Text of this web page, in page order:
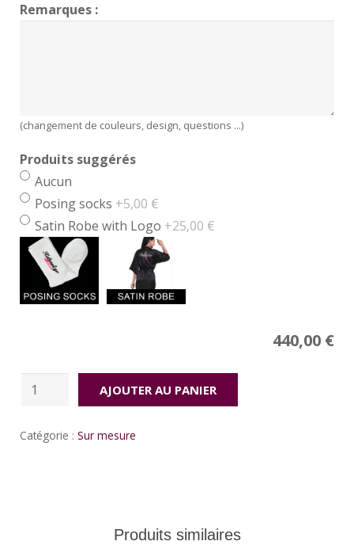
Remarques :
(changement de couleurs, design, questions ...)
Produits suggérés
Aucun
Posing socks +5,00 €
Satin Robe with Logo +25,00 €
440,00 €
quantité
Red
AJOUTER AU PANIER
Catégorie : Sur mesure
Produits similaires